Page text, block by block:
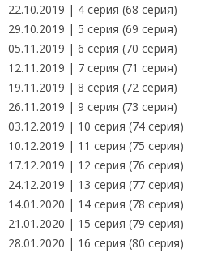
22.10.2019 | 4 серия (68 серия)
29.10.2019 | 5 серия (69 серия)
05.11.2019 | 6 серия (70 серия)
12.11.2019 | 7 серия (71 серия)
19.11.2019 | 8 серия (72 серия)
26.11.2019 | 9 серия (73 серия)
03.12.2019 | 10 серия (74 серия)
10.12.2019 | 11 серия (75 серия)
17.12.2019 | 12 серия (76 серия)
24.12.2019 | 13 серия (77 серия)
14.01.2020 | 14 серия (78 серия)
21.01.2020 | 15 серия (79 серия)
28.01.2020 | 16 серия (80 серия)